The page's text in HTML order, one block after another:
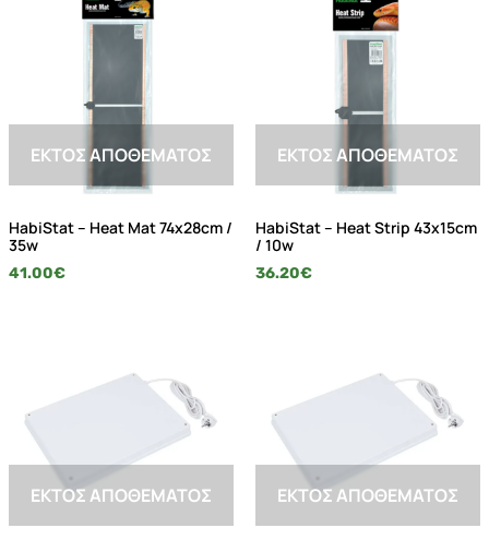
ΕΚΤΌΣ ΑΠΟΘΈΜΑΤΟΣ
HabiStat – Heat Mat 74x28cm /
35w
41.00€
ΕΚΤΌΣ ΑΠΟΘΈΜΑΤΟΣ
HabiStat – Heat Strip 43x15cm
/ 10w
36.20€
ΕΚΤΌΣ ΑΠΟΘΈΜΑΤΟΣ ΕΚΤΌΣ ΑΠΟΘΈΜΑΤΟΣ